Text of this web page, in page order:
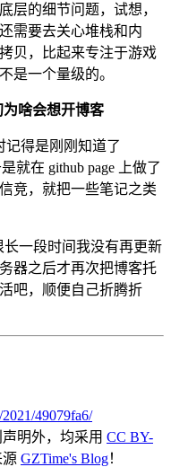
层的细节问题，试想，
需要去关心堆栈和内
贝，比起来专注于游戏
是一个量级的。
啥会想开博客
记得是刚刚知道了
就在 github page 上做了
竞，就把一些笔记之类
长一段时间我没有再更新
器之后才再次把博客托
吧，顺便自己折腾折
49079fa6/
明外，均采用 CC BY-
GZTime's Blog！